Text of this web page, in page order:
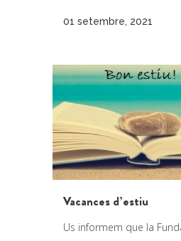
01 setembre, 2021
Vacances d’estiu
Us informem que la